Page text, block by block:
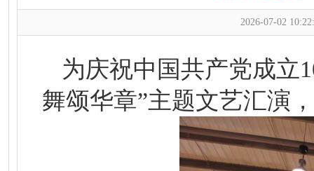
2026-07-02
为庆祝中国共产党成立
舞颂华章”主题文艺汇演